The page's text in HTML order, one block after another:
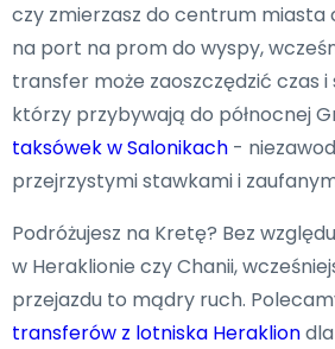
czy zmierzasz do centrum miasta
na port na prom do wyspy,
transfer może zaoszczędzić czas
którzy przybywają do północnej
taksówek w Salonikach -
przejrzystymi stawkami i
Podróżujesz na Kretę? Bez
w Heraklionie czy Chanii,
przejazdu to mądry ruch.
transferów z lotniska Heraklion